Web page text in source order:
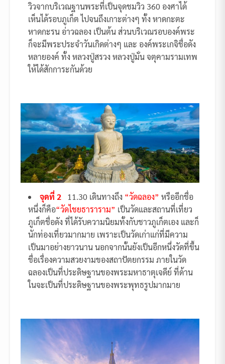
วิวจากบริเวณฐานพระที่เป็นจุดชมวิว 360 องศาได้
เห็นได้รอบภูเก็ต ไปจนถึงเกาะต่างๆ ทั้ง หาดกะตะ
หาดกะรน อ่าวฉลอง เป็นต้น ส่วนบริเวณรอบองค์พระ
ก็จะมีพระประจำวันเกิดต่างๆ และ องค์พระเกจิชื่อดัง
หลายองค์ ทั้ง หลวงปู่สรวง หลวงปู่มั่น จตุคามรามเทพ
ให้ได้สักการะกันด้วย
จุดที่ 2 11.30 เดินทางถึง “วัดฉลอง” หรืออีกชื่อ
หนึ่งก็คือ“วัดไชยธาราราม” เป็นวัดและสถานที่เที่ยว
ภูเก็ตชื่อดัง ที่ได้รับความนิยมทั้งกับชาวภูเก็ตเอง และก็
นักท่องเที่ยวมากมาย เพราะเป็นวัดเก่าแก่ที่มีความ
เป็นมาอย่างยาวนาน นอกจากนั้นยังเป็นอีกหนึ่งวัดที่ขึ้น
ชื่อเรื่องความสวยงามของสถาปัตยกรรม ภายในวัด
ฉลองเป็นที่ประดิษฐานของพระมหาธาตุเจดีย์ ที่ด้าน
ในจะเป็นที่ประดิษฐานของพระพุทธรูปมากมาย